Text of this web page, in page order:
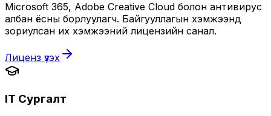
Microsoft 365, Adobe Creative Cloud болон антивирус
албан ёсны борлуулагч. Байгууллагын хэмжээнд
зориулсан их хэмжээний лицензийн санал.
Лиценз үзэх
IT Сургалт